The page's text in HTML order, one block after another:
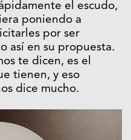
el escudo,
poniendo a
por ser
así en su propuesta.
te dicen, es el
tienen, y eso
dice mucho.